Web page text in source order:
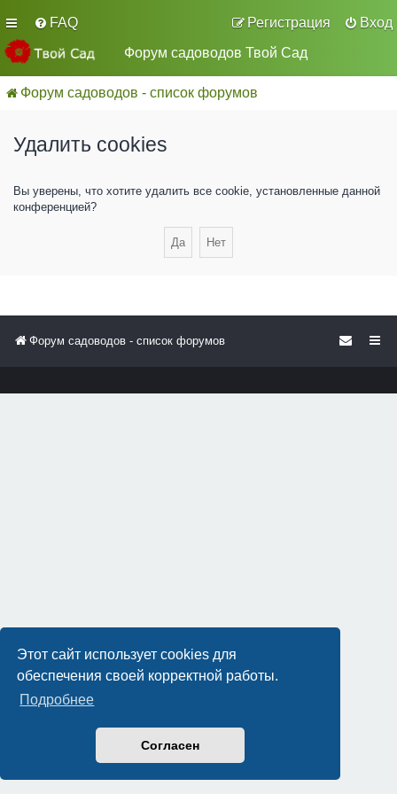
Этот сайт использует cookies для
обеспечения своей корректной работы.
Подробнее
Согласен
FAQ Вход
Регистрация
Форум садоводов Твой Сад
Форум садоводов - список форумов
Удалить cookies
Вы уверены, что хотите удалить все cookie, установленные данной
конференцией?
Форум садоводов - список форумов